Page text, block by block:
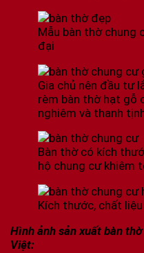
Mẫu bàn thờ chung
đại
Gia chủ nên đầu tư
rèm bàn thờ hạt gỗ
nghiêm và thanh
Bàn thờ có kích
hộ chung cư khiêm
Kích thước, chất
Hình ảnh sản xuất bàn
Việt: